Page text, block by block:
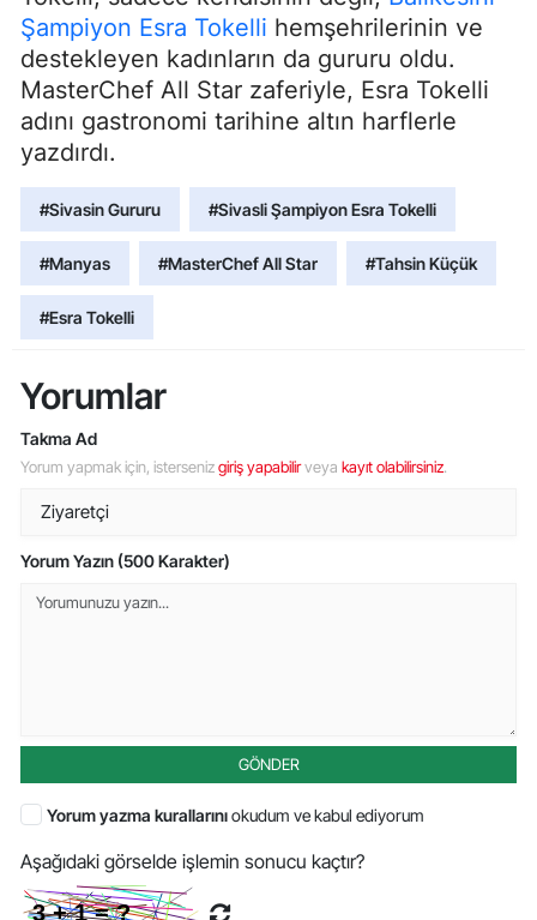
Şampiyon Esra Tokelli hemşehrilerinin ve
destekleyen kadınların da gururu oldu.
MasterChef All Star zaferiyle, Esra Tokelli
adını gastronomi tarihine altın harflerle
yazdırdı.
#Sivasin Gururu #Sivasli Şampiyon Esra Tokelli
#Manyas #MasterChef All Star #Tahsin Küçük
#Esra Tokelli
Yorumlar
Takma Ad
Yorum yapmak için, istersenizgiriş yapabilirveya kayıt olabilirsiniz.
Yorum Yazın (500 Karakter)
GÖNDER
Yorum yazma kurallarınıokudum ve kabul ediyorum
Aşağıdaki görselde işlemin sonucu kaçtır?